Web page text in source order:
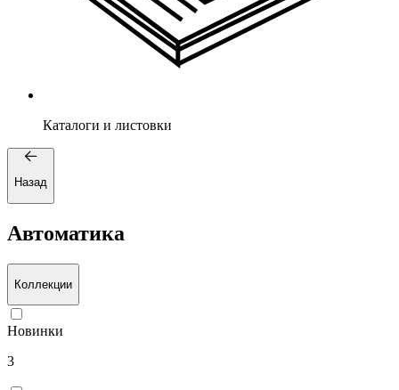
Каталоги и листовки
Назад
Автоматика
Коллекции
Новинки
3